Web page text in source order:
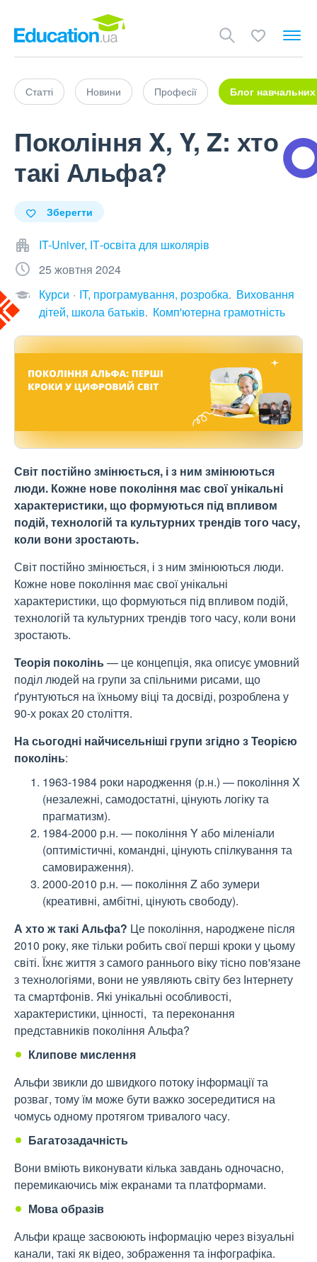
Статті Новини Професії Блог навчальних
Покоління X, Y, Z: хто
такі Альфа?
Зберегти
IT-Univer, ІТ-освіта для школярів
25 жовтня 2024
Курси
IT, програмування, розробка Виховання
дітей, школа батьків Комп'ютерна грамотність
Світ постійно змінюється, і з ним змінюються
люди. Кожне нове покоління має свої унікальні
характеристики, що формуються під впливом
подій, технологій та культурних трендів того часу,
коли вони зростають.
Світ постійно змінюється, і з ним змінюються люди.
Кожне нове покоління має свої унікальні
характеристики, що формуються під впливом подій,
технологій та культурних трендів того часу, коли вони
зростають.
Теорія поколінь— це концепція, яка описує умовний
поділ людей на групи за спільними рисами, що
ґрунтуються на їхньому віці та досвіді, розроблена у
90-х роках 20 століття.
На сьогодні найчисельніші групи згідно з Теорією
поколінь:
1963-1984 роки народження (р.н.) — покоління X
(незалежні, самодостатні, цінують логіку та
прагматизм).
1984-2000 р.н. — покоління Y або міленіали
(оптимістичні, командні, цінують спілкування та
самовираження).
2000-2010 р.н. — покоління Z або зумери
(креативні, амбітні, цінують свободу).
А хто ж такі Альфа? Це покоління, народжене після
2010 року, яке тільки робить свої перші кроки у цьому
світі. Їхнє життя з самого раннього віку тісно пов'язане
з технологіями, вони не уявляють світу без Інтернету
та смартфонів. Які унікальні особливості,
характеристики, цінності, та переконання
представників покоління Альфа?
Клипове мислення
Альфи звикли до швидкого потоку інформації та
розваг, тому їм може бути важко зосередитися на
чомусь одному протягом тривалого часу.
Багатозадачність
Вони вміють виконувати кілька завдань одночасно,
перемикаючись між екранами та платформами.
Мова образів
Альфи краще засвоюють інформацію через візуальні
канали, такі як відео, зображення та інфографіка.